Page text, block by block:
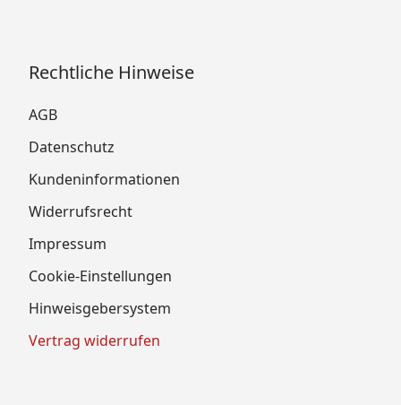
Rechtliche Hinweise
AGB
Datenschutz
Kundeninformationen
Widerrufsrecht
Impressum
Cookie-Einstellungen
Hinweisgebersystem
Vertrag widerrufen